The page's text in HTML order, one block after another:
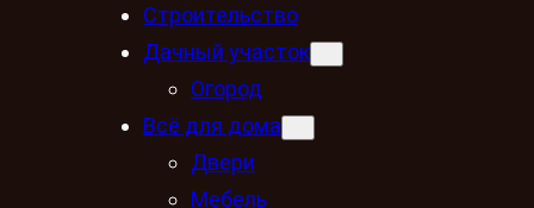
Строительство
Дачный участок
Огород
Всё для дома
Двери
Мебель